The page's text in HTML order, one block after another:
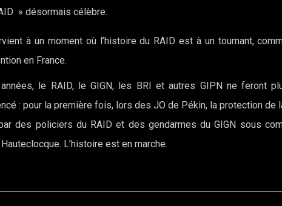
» désormais célèbre.
à un moment où l’histoire du RAID est à un tournant,
en France.
le RAID, le GIGN, les BRI et autres GIPN ne feront
: pour la première fois, lors des JO de Pékin, la protection de
des policiers du RAID et des gendarmes du GIGN sous
L’histoire est en marche.